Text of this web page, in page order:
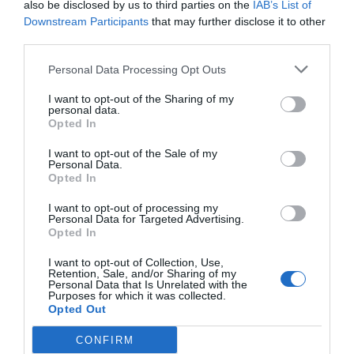
also be disclosed by us to third parties on the IAB’s List of
Downstream Participants that may further disclose it to other
Personal Data Processing Opt Outs
I want to opt-out of the Sharing of my
personal data.
Opted In
I want to opt-out of the Sale of my
Personal Data.
Opted In
I want to opt-out of processing my
Personal Data for Targeted Advertising.
Opted In
I want to opt-out of Collection, Use,
Retention, Sale, and/or Sharing of my
Personal Data that Is Unrelated with the
Purposes for which it was collected.
Opted Out
CONFIRM